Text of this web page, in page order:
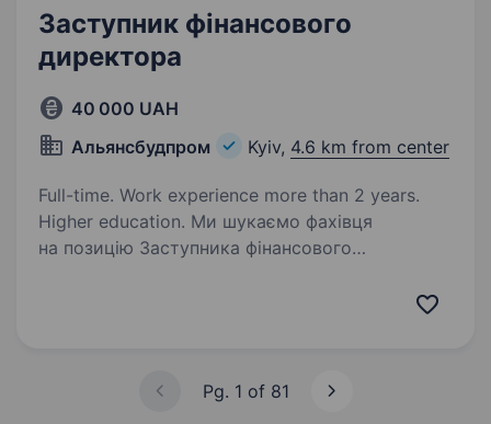
Заступник фінансового
директора
40 000 UAH
Альянсбудпром
Kyiv, 4.6 km from center
Full-time. Work experience more than 2 years.
Higher education. Ми шукаємо фахівця
на позицію Заступника фінансового
Pg. 1 of 81